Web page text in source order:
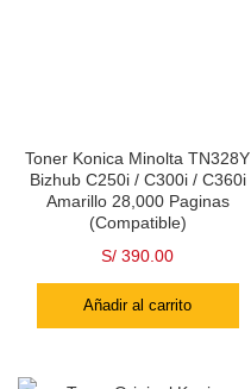
Toner Konica Minolta TN328Y
Bizhub C250i / C300i / C360i
Amarillo 28,000 Paginas
(Compatible)
S/ 390.00
Añadir al carrito